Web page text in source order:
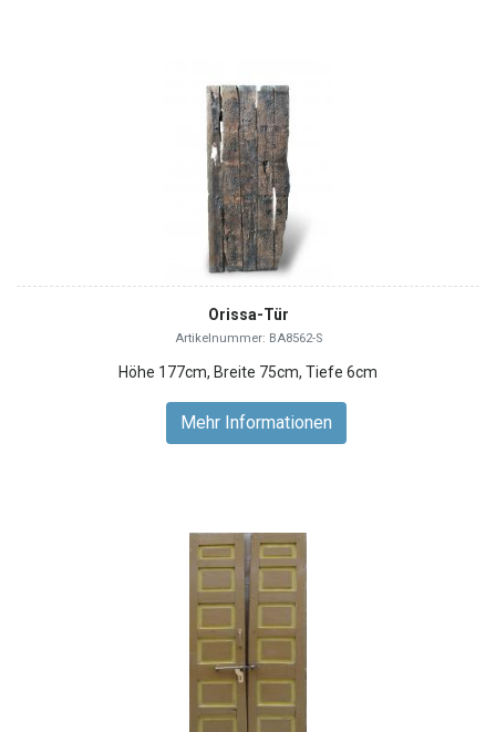
Orissa-Tür
Artikelnummer: BA8562-S
Höhe 177cm, Breite 75cm, Tiefe 6cm
Mehr Informationen